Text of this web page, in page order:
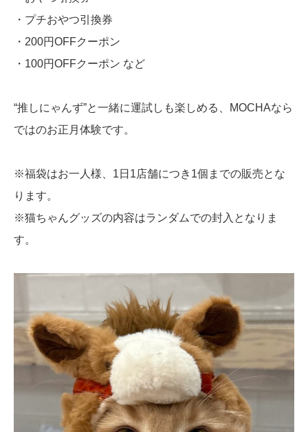
・プチおやつ引換券
・200円OFFクーポン
・100円OFFクーポン など
“推しにゃんず”と一緒に運試しも楽しめる、MOCHAなら
ではのお正月体験です。
※福袋はお一人様、1日1店舗につき1個までの販売とな
ります。
※猫ちゃんグッズの内容はランダムでの封入となりま
す。